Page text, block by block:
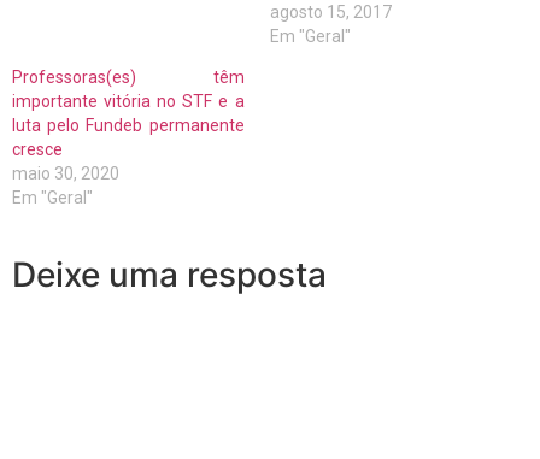
agosto 15, 2017
Em "Geral"
Professoras(es) têm
importante vitória no STF e a
luta pelo Fundeb permanente
cresce
maio 30, 2020
Em "Geral"
Deixe uma resposta